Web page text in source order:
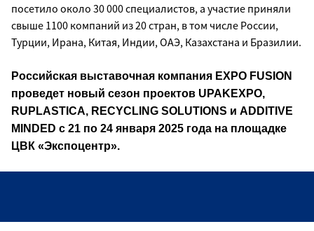
посетило около 30 000 специалистов, а участие приняли
свыше 1100 компаний из 20 стран, в том числе России,
Турции, Ирана, Китая, Индии, ОАЭ, Казахстана и Бразилии.
Российская выставочная компания EXPO FUSION
проведет новый сезон проектов UPAKEXPO,
RUPLASTICA, RECYCLING SOLUTIONS и ADDITIVE
MINDED с 21 по 24 января 2025 года на площадке
ЦВК «Экспоцентр».